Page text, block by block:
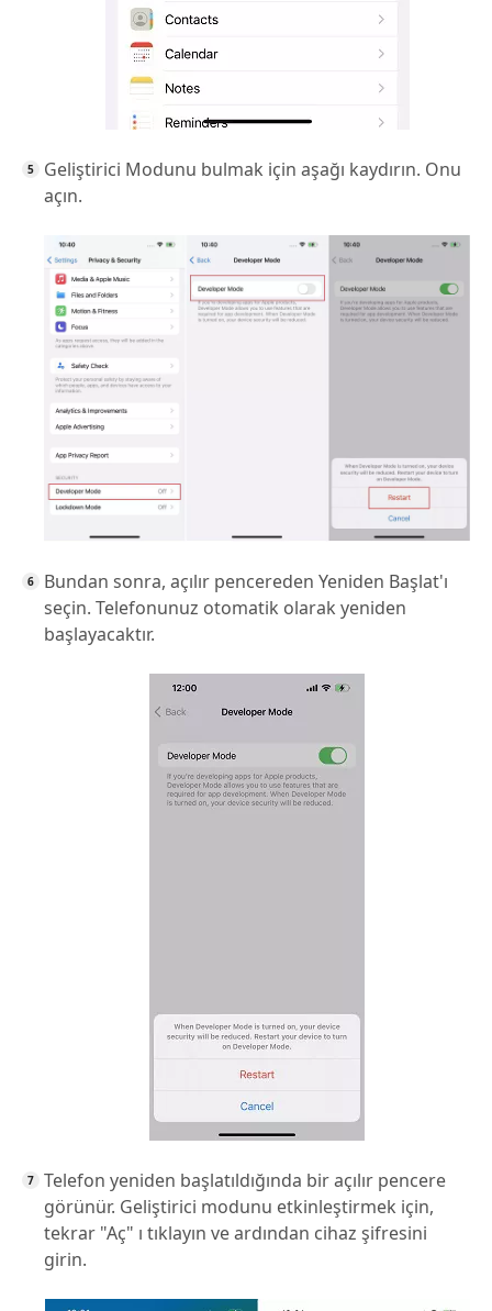
Geliştirici Modunu bulmak için aşağı kaydırın. Onu
açın.
Bundan sonra, açılır pencereden Yeniden Başlat'ı
seçin. Telefonunuz otomatik olarak yeniden
başlayacaktır.
Telefon yeniden başlatıldığında bir açılır pencere
görünür. Geliştirici modunu etkinleştirmek için,
tekrar "Aç" ı tıklayın ve ardından cihaz şifresini
girin.